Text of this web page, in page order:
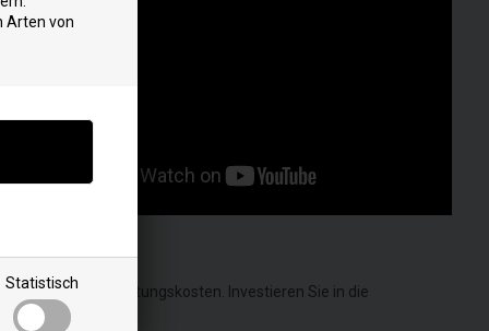
Arten von
Statistisch
die Wartungskosten. Investieren Sie in die